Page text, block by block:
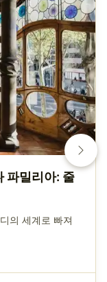
파밀리아: 줄
의 세계로 빠져